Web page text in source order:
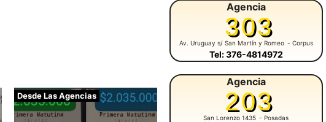
Desde Las Agencias
Agencia
303
Av. Uruguay s/ San Martín y Romeo - Corpus
Tel: 376-4814972
Agencia
203
San Lorenzo 1435 - Posadas